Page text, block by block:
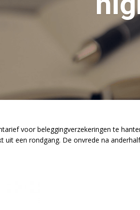
voor beleggingverzekeringen te
uit een rondgang. De onvrede na